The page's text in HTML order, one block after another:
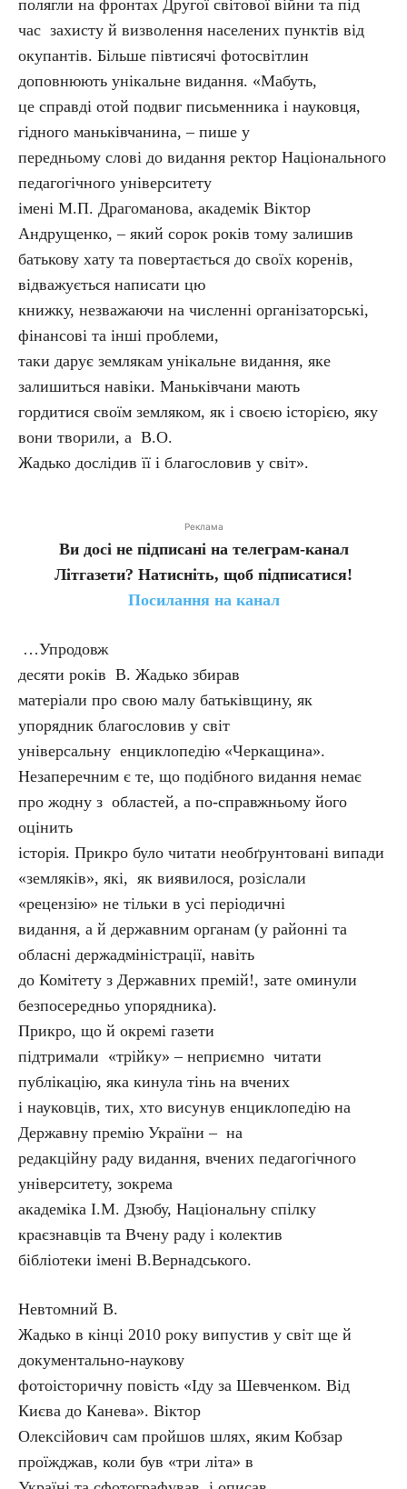
полягли на фронтах Другої світової війни та під
час захисту й визволення населених пунктів від
окупантів. Більше півтисячі фотосвітлин
доповнюють унікальне видання. «Мабуть,
це справді отой подвиг письменника і науковця,
гідного маньківчанина, – пише у
передньому слові до видання ректор Національного
педагогічного університету
імені М.П. Драгоманова, академік Віктор
Андрущенко, – який сорок років тому залишив
батькову хату та повертається до своїх коренів,
відважується написати цю
книжку, незважаючи на численні організаторські,
фінансові та інші проблеми,
таки дарує землякам унікальне видання, яке
залишиться навіки. Маньківчани мають
гордитися своїм земляком, як і своєю історією, яку
вони творили, а В.О.
Жадько дослідив її і благословив у світ».
Реклама
Ви досі не підписані на телеграм-канал
Літгазети? Натисніть, щоб підписатися!
Посилання на канал
…Упродовж
десяти років В. Жадько збирав
матеріали про свою малу батьківщину, як
упорядник благословив у світ
універсальну енциклопедію «Черкащина».
Незаперечним є те, що подібного видання немає
про жодну з областей, а по-справжньому його
оцінить
історія. Прикро було читати необґрунтовані випади
«земляків», які, як виявилося, розіслали
«рецензію» не тільки в усі періодичні
видання, а й державним органам (у районні та
обласні держадміністрації, навіть
до Комітету з Державних премій!, зате оминули
безпосередньо упорядника).
Прикро, що й окремі газети
підтримали «трійку» – неприємно читати
публікацію, яка кинула тінь на вчених
і науковців, тих, хто висунув енциклопедію на
Державну премію України – на
редакційну раду видання, вчених педагогічного
університету, зокрема
академіка І.М. Дзюбу, Національну спілку
краєзнавців та Вчену раду і колектив
бібліотеки імені В.Вернадського.
Невтомний В.
Жадько в кінці 2010 року випустив у світ ще й
документально-наукову
фотоісторичну повість «Іду за Шевченком. Від
Києва до Канева». Віктор
Олексійович сам пройшов шлях, яким Кобзар
проїжджав, коли був «три літа» в